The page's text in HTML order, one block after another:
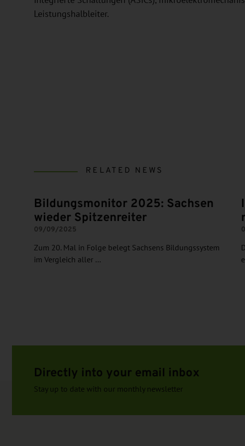
Leistungshalbleiter.
RELATED NEWS
Bildungsmonitor 2025: Sachsen
wieder Spitzenreiter
09/09/2025
Zum 20. Mal in Folge belegt Sachsens Bildungssystem
im Vergleich aller …
Directly into your email inbox
Stay up to date with our monthly newsletter